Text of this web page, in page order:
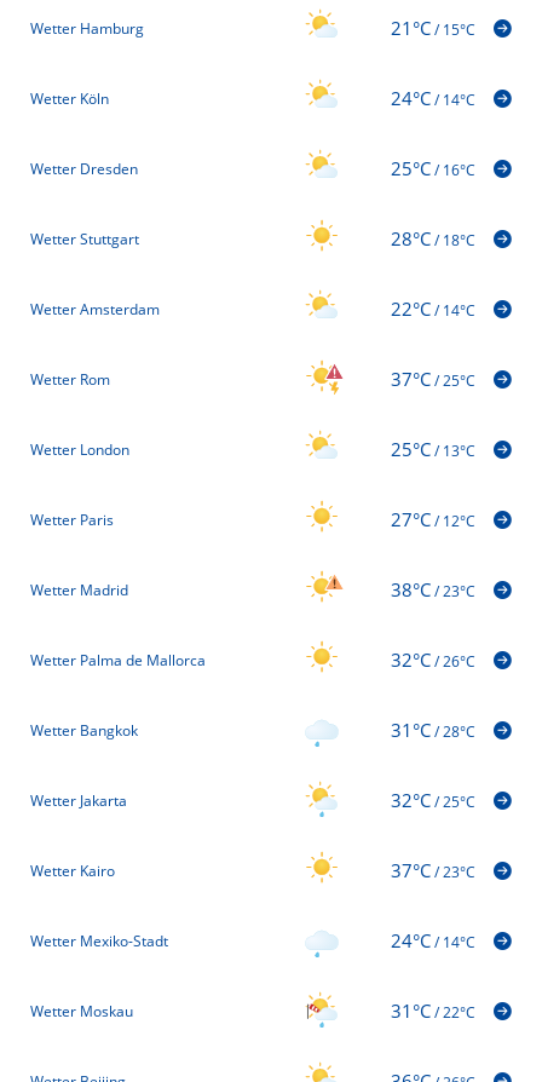
Wetter Hamburg 21°C/15°C
Wetter Köln 24°C/14°C
Wetter Dresden 25°C/16°C
Wetter Stuttgart 28°C/18°C
Wetter Amsterdam 22°C/14°C
Wetter Rom 37°C/25°C
Wetter London 25°C/13°C
Wetter Paris 27°C/12°C
Wetter Madrid 38°C/23°C
Wetter Palma de Mallorca 32°C/26°C
Wetter Bangkok 31°C/28°C
Wetter Jakarta 32°C/25°C
Wetter Kairo 37°C/23°C
Wetter Mexiko-Stadt 24°C/14°C
Wetter Moskau 31°C/22°C